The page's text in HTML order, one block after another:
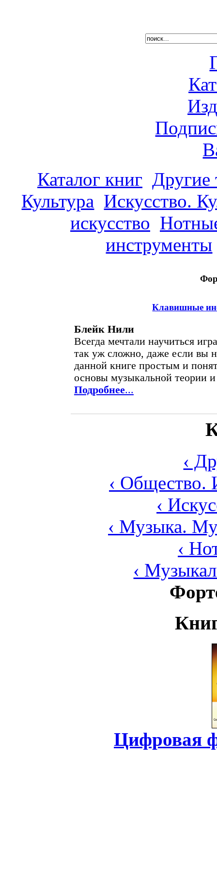
Каталог книг Другие
Культура Искусство.
искусство
инструменты
Клавишные
Блейк Нили
Всегда мечтали научиться
так уж сложно, даже если вы
данной книге простым и
основы музыкальной теории
Подробнее...
‹
‹ Общество.
‹
‹ Музыка.
‹
‹
Цифровая